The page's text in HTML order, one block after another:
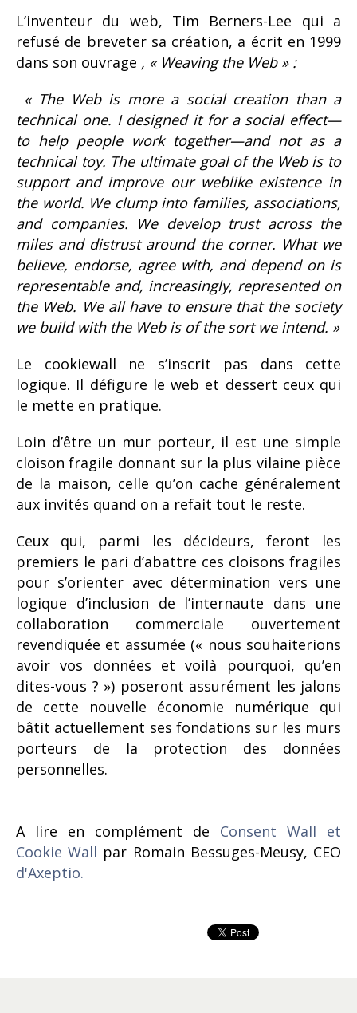
L’inventeur du web, Tim Berners-Lee qui a
refusé de breveter sa création, a écrit en 1999
dans son ouvrage , « Weaving the Web » :
« The Web is more a social creation than a
technical one. I designed it for a social effect—
to help people work together—and not as a
technical toy. The ultimate goal of the Web is to
support and improve our weblike existence in
the world. We clump into families, associations,
and companies. We develop trust across the
miles and distrust around the corner. What we
believe, endorse, agree with, and depend on is
representable and, increasingly, represented on
the Web. We all have to ensure that the society
we build with the Web is of the sort we intend. »
Le cookiewall ne s’inscrit pas dans cette
logique. Il défigure le web et dessert ceux qui
le mette en pratique.
Loin d’être un mur porteur, il est une simple
cloison fragile donnant sur la plus vilaine pièce
de la maison, celle qu’on cache généralement
aux invités quand on a refait tout le reste.
Ceux qui, parmi les décideurs, feront les
premiers le pari d’abattre ces cloisons fragiles
pour s’orienter avec détermination vers une
logique d’inclusion de l’internaute dans une
collaboration commerciale ouvertement
revendiquée et assumée (« nous souhaiterions
avoir vos données et voilà pourquoi, qu’en
dites-vous ? ») poseront assurément les jalons
de cette nouvelle économie numérique qui
bâtit actuellement ses fondations sur les murs
porteurs de la protection des données
personnelles.
A lire en complément de Consent Wall et
Cookie Wall par Romain Bessuges-Meusy, CEO
d'Axeptio.